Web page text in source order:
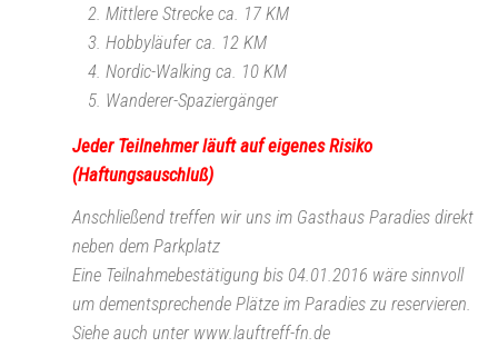
Mittlere Strecke ca. 17 KM
Hobbyläufer ca. 12 KM
Nordic-Walking ca. 10 KM
Wanderer-Spaziergänger
Jeder Teilnehmer läuft auf eigenes Risiko
(Haftungsauschluß)
Anschließend treffen wir uns im Gasthaus Paradies direkt
neben dem Parkplatz
Eine Teilnahmebestätigung bis 04.01.2016 wäre sinnvoll
um dementsprechende Plätze im Paradies zu reservieren.
Siehe auch unter www.lauftreff-fn.de